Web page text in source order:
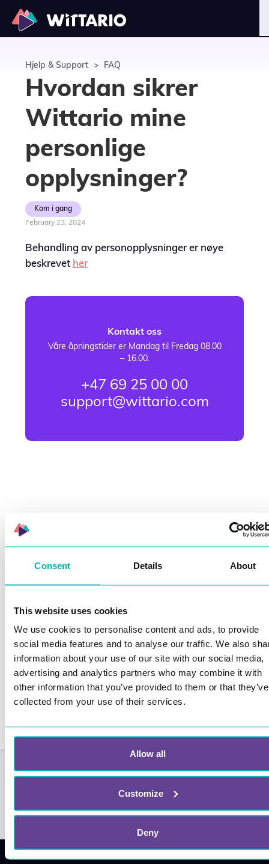
Consent Details About
This website uses cookies
We use cookies to personalise content and ads, to provide
social media features and to analyse our traffic. We also
information about your use of our site with our social media,
advertising and analytics partners who may combine it with
other information that you’ve provided to them or that they’ve
collected from your use of their services.
Allow all
Customize
Deny
Hjelp & Support > FAQ
Hvordan sikrer
Wittario mine
personlige
opplysninger?
Kom i gang
February 23, 2024
Behandling av personopplysninger er nøye
beskrevet her
Kontakt oss
Våre åpningstider er Mandag til Fredag 08.00
– 16.00.
+47 69 25 00 00
support@wittario.com